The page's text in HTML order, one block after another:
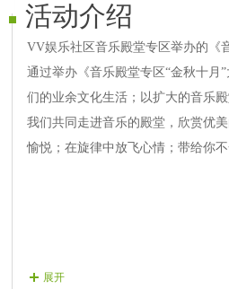
活动介绍
VV娱乐社区音乐殿堂专区举办的《
通过举办《音乐殿堂专区“金秋十月
们的业余文化生活；以扩大的音乐
我们共同走进音乐的殿堂，欣赏优
愉悦；在旋律中放飞心情；带给你
展开